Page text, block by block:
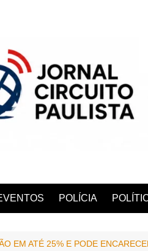
POLÍCIA
EM ATÉ 25% E PODE